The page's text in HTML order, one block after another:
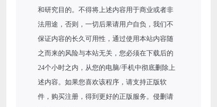
和研究目的。不得将上述内容用于商业或者非
法用途，否则，一切后果请用户自负，我们不
保证内容的长久可用性，通过使用本站内容随
之而来的风险与本站无关，您必须在下载后的
24个小时之内，从您的电脑/手机中彻底删除上
述内容。如果您喜欢该程序，请支持正版软
件，购买注册，得到更好的正版服务。侵删请